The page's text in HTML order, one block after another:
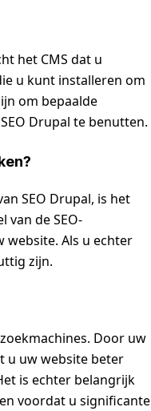
het CMS dat u
u kunt installeren om
om bepaalde
Drupal te benutten.
SEO Drupal, is het
van de SEO-
Als u echter
zijn.
Door uw
u uw website beter
is echter belangrijk
voordat u significante